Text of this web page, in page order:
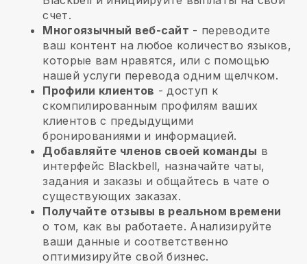
счет.
Многоязычный веб-сайт - переводите
ваш контент на любое количество языков,
которые вам нравятся, или с помощью
нашей услуги перевода одним щелчком.
Профили клиентов - доступ к
скомпилированным профилям ваших
клиентов с предыдущими
бронированиями и информацией.
Добавляйте членов своей команды в
интерфейс Blackbell, назначайте чаты,
задания и заказы и общайтесь в чате о
существующих заказах.
Получайте отзывы в реальном времени
о том, как вы работаете. Анализируйте
ваши данные и соответственно
оптимизируйте свой бизнес.